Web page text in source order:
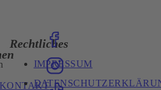
KONTAKT
Rechtliches
IMPRESSUM